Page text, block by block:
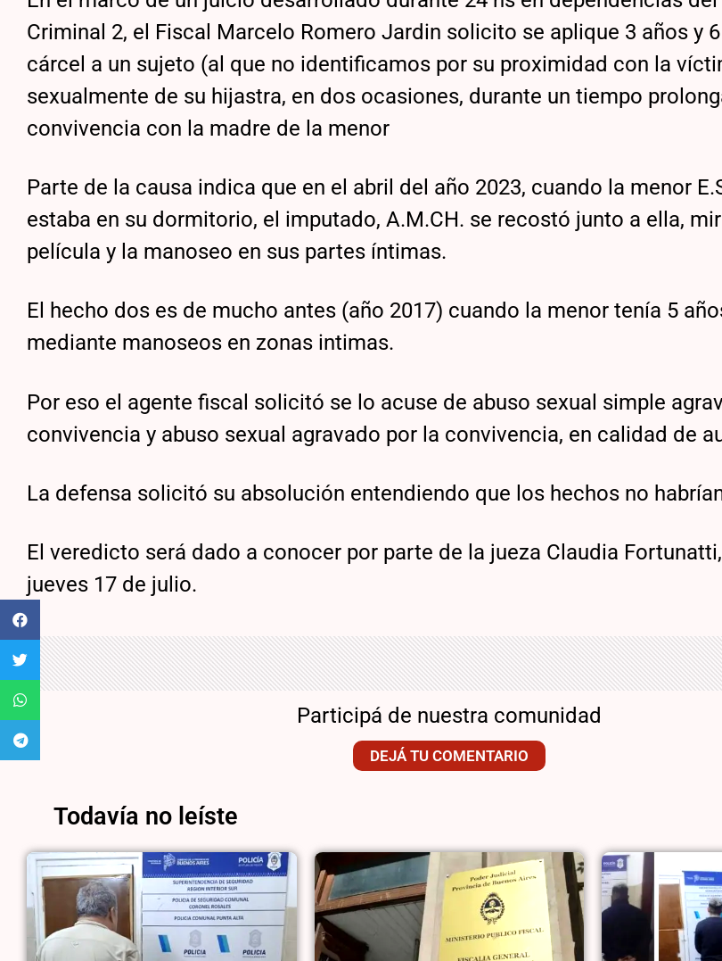
Criminal 2, el Fiscal Marcelo Romero Jardin solicito se aplique 3 años y
cárcel a un sujeto (al que no identificamos por su proximidad con la
sexualmente de su hijastra, en dos ocasiones, durante un tiempo
convivencia con la madre de la menor
Parte de la causa indica que en el abril del año 2023, cuando la menor
estaba en su dormitorio, el imputado, A.M.CH. se recostó junto a ella,
película y la manoseo en sus partes íntimas.
El hecho dos es de mucho antes (año 2017) cuando la menor tenía 5
mediante manoseos en zonas intimas.
Por eso el agente fiscal solicitó se lo acuse de abuso sexual simple
convivencia y abuso sexual agravado por la convivencia, en calidad de
La defensa solicitó su absolución entendiendo que los hechos no
El veredicto será dado a conocer por parte de la jueza Claudia
jueves 17 de julio.
Participá de nuestra comunidad
DEJÁ TU COMENTARIO
Todavía no leíste